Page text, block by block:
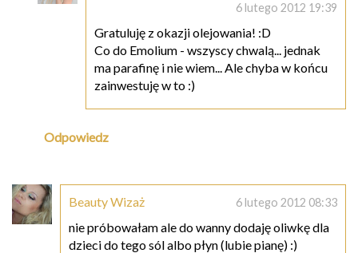
6 lutego 2012 19:39
Gratuluję z okazji olejowania! :D
Co do Emolium - wszyscy chwalą... jednak
ma parafinę i nie wiem... Ale chyba w końcu
zainwestuję w to :)
Odpowiedz
Beauty Wizaż 6 lutego 2012 08:33
nie próbowałam ale do wanny dodaję oliwkę dla
dzieci do tego sól albo płyn (lubie pianę) :)